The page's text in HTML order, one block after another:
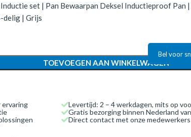
set | Pan Bewaarpan Deksel Inductieproof Pan
delig | Grijs
TOEVOEGEN AAN WINKELWAGEN
Bel voor
ervaring
Levertijd: 2 – 4 werkdagen, mits op
Gratis bezorging binnen Nederland
Direct contact met onze medewerkers